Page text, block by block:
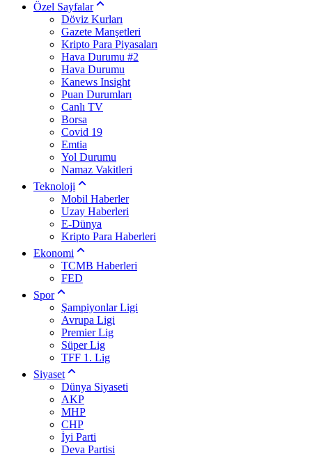
Özel Sayfalar
Döviz Kurları
Gazete Manşetleri
Kripto Para Piyasaları
Hava Durumu #2
Hava Durumu
Kanews Insight
Puan Durumları
Canlı TV
Borsa
Covid 19
Emtia
Yol Durumu
Namaz Vakitleri
Teknoloji
Mobil Haberler
Uzay Haberleri
E-Dünya
Kripto Para Haberleri
Ekonomi
TCMB Haberleri
FED
Spor
Şampiyonlar Ligi
Avrupa Ligi
Premier Lig
Süper Lig
TFF 1. Lig
Siyaset
Dünya Siyaseti
AKP
MHP
CHP
İyi Parti
Deva Partisi